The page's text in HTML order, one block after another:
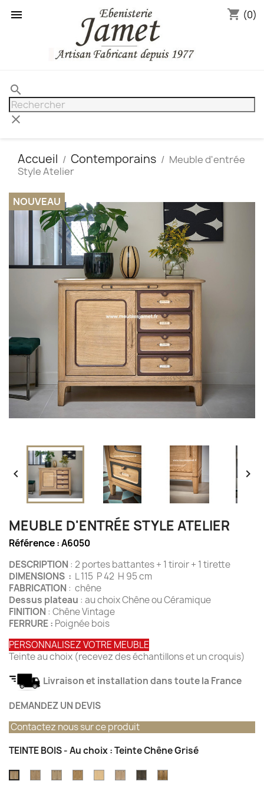
 shopping_cart (0)
search
clear
Accueil Contemporains
Meuble d'entrée
Style Atelier
NOUVEAU
 
MEUBLE D'ENTRÉE STYLE ATELIER
Référence :A6050
DESCRIPTION : 2 portes battantes + 1 tiroir + 1 tirette
DIMENSIONS : L 115 P 42 H 95 cm
FABRICATION : chêne
Dessus plateau : au choix Chêne ou Céramique
FINITION : Chêne Vintage
FERRURE : Poignée bois
PERSONNALISEZ VOTRE MEUBLE
Teinte au choix (recevez des échantillons et un croquis)
Livraison et installation dans toute la France
DEMANDEZ UN DEVIS
Contactez nous sur ce produit
TEINTE BOIS - Au choix : Teinte Chêne Grisé
Teinte Teinte Teinte
Teinte
TeinteTeinte